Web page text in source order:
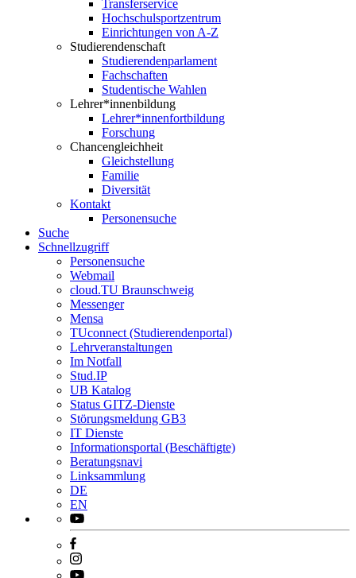
Transferservice
Hochschulsportzentrum
Einrichtungen von A-Z
Studierendenschaft
Studierendenparlament
Fachschaften
Studentische Wahlen
Lehrer*innenbildung
Lehrer*innenfortbildung
Forschung
Chancengleichheit
Gleichstellung
Familie
Diversität
Kontakt
Personensuche
Suche
Schnellzugriff
Personensuche
Webmail
cloud.TU Braunschweig
Messenger
Mensa
TUconnect (Studierendenportal)
Lehrveranstaltungen
Im Notfall
Stud.IP
UB Katalog
Status GITZ-Dienste
Störungsmeldung GB3
IT Dienste
Informationsportal (Beschäftigte)
Beratungsnavi
Linksammlung
DE
EN